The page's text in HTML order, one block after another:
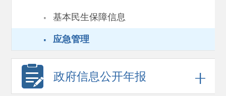
· 基本民生保障信息
· 应急管理
政府信息公开年报